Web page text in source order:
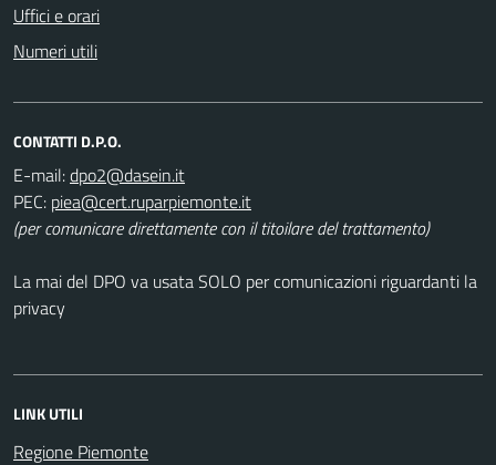
Uffici e orari
Numeri utili
CONTATTI D.P.O.
E-mail:
PEC:
(per comunicare direttamente con il titoilare del trattamento)
La mai del DPO va usata SOLO per comunicazioni riguardanti la
privacy
LINK UTILI
Regione Piemonte